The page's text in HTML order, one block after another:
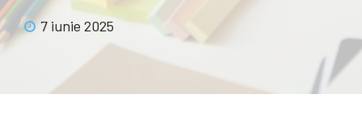
7 iunie 2025